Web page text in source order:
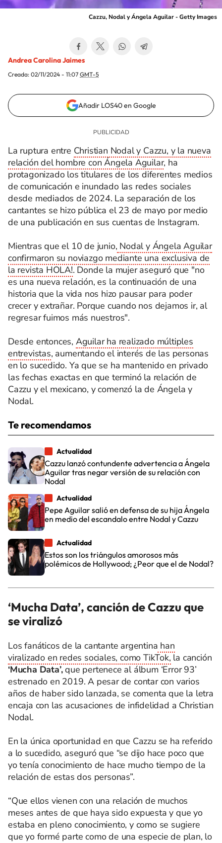
Cazzu, Nodal y Ángela Aguilar - Getty Images
Andrea Carolina Jaimes
Creada: 02/11/2024 - 11:07 GMT-5
Añadir LOS40 en Google
La ruptura entre Christian Nodal y Cazzu, y la nueva
relación del hombre con Ángela Aguilar, ha
protagonizado los titulares de los diferentes medios
de comunicación e inundado las redes sociales
desde mediados de 2024. La separación de los
cantantes se hizo pública el 23 de mayo por medio
de una publicación en sus cuentas de Instagram.
Mientras que el 10 de junio, Nodal y Ángela Aguilar
confirmaron su noviazgo mediante una exclusiva de
la revista HOLA!. Donde la mujer aseguró que "no
es una nueva relación, es la continuación de una
historia que la vida nos hizo pausar para poder
crecer y extrañar. Porque cuando nos dejamos ir, al
regresar fuimos más nuestros".
Desde entonces, Aguilar ha realizado múltiples
entrevistas, aumentando el interés de las personas
en lo sucedido. Ya que se ha mantenido en privado
las fechas exactas en que terminó la relación de
Cazzu y el mexicano, y comenzó la de Ángela y
Nodal.
Te recomendamos
Actualidad
Cazzu lanzó contundente advertencia a Ángela
Aguilar tras negar versión de su relación con
Nodal
Actualidad
Pepe Aguilar salió en defensa de su hija Ángela
en medio del escandalo entre Nodal y Cazzu
Actualidad
Estos son los triángulos amorosos más
polémicos de Hollywood; ¿Peor que el de Nodal?
‘Mucha Data’, canción de Cazzu que
se viralizó
Los fanáticos de la cantante argentina han
viralizado en redes sociales, como TikTok, la canción
‘Mucha Data’,que pertenece al álbum ‘Error 93’
estrenado en 2019. A pesar de contar con varios
años de haber sido lanzada, se comenta que la letra
encaja con las acusaciones de infidelidad a Christian
Nodal.
En la única oportunidad en que Cazzu se ha referido
a lo sucedido, aseguró que “se dijo hace poco que
yo tenía conocimiento de hace mucho tiempo de la
relación de estas dos personas”.
“Que ellos vienen con una relación de muchos
meses antes de que haya sido expuesta y que yo
estaba en pleno conocimiento, y como se sugiere
que yo formé parte como de una especie de plan, lo